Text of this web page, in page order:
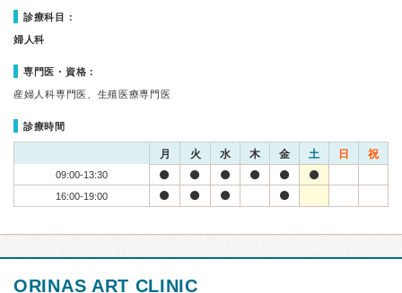
診療科目：
婦人科
専門医・資格：
産婦人科専門医、生殖医療専門医
診療時間
月 火 水 木 金 土 日 祝
09:00-13:30
16:00-19:00
ORINAS ART CLINIC